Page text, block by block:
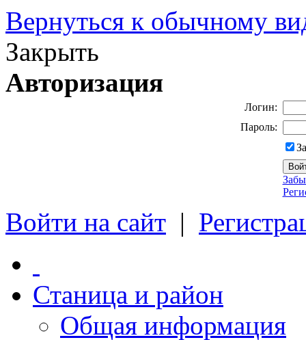
Вернуться к обычному
Закрыть
Авторизация
Логин:
Пароль:
Войти на сайт |
Станица и район
Общая информация